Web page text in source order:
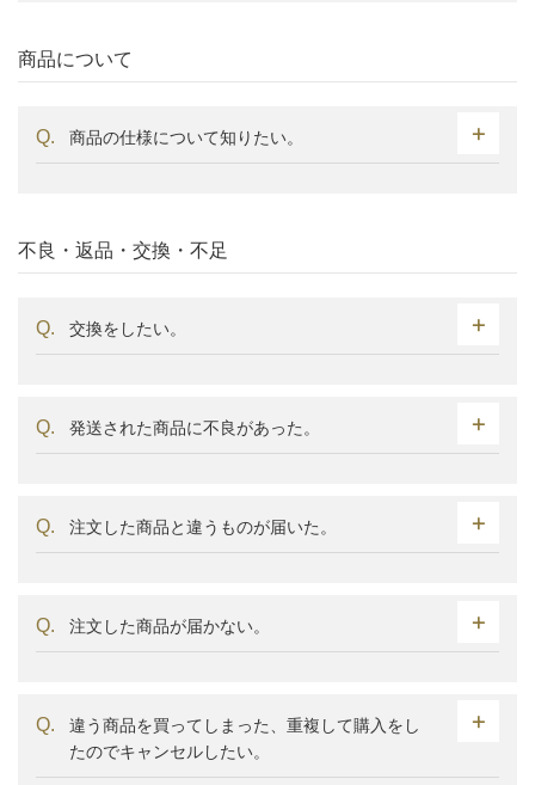
商品について
商品の仕様について知りたい。
不良・返品・交換・不足
交換をしたい。
発送された商品に不良があった。
注文した商品と違うものが届いた。
注文した商品が届かない。
違う商品を買ってしまった、重複して購入をし
たのでキャンセルしたい。